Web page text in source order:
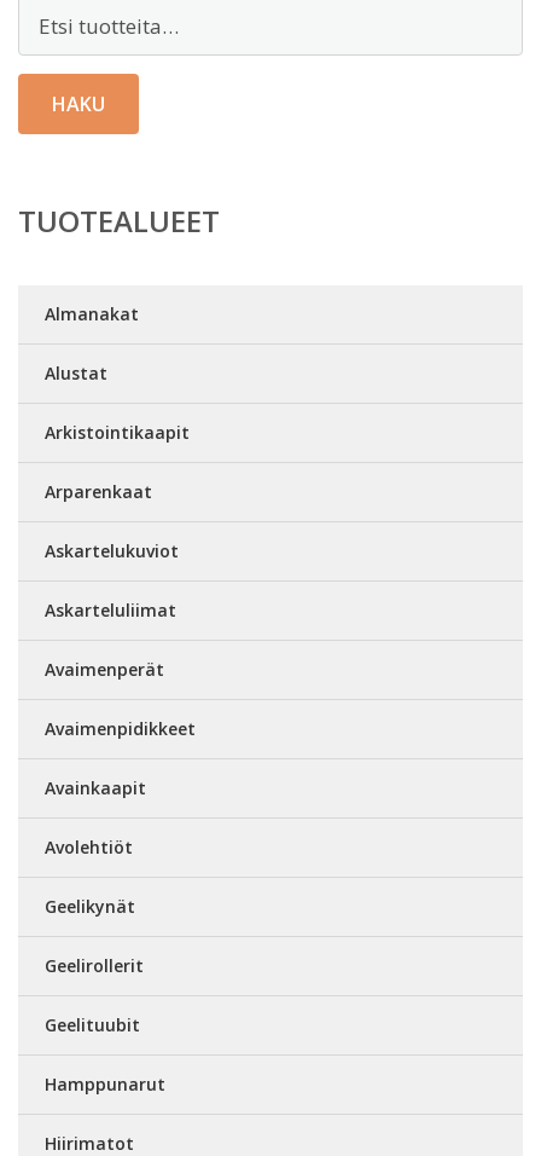
HAKU
TUOTEALUEET
Almanakat
Alustat
Arkistointikaapit
Arparenkaat
Askartelukuviot
Askarteluliimat
Avaimenperät
Avaimenpidikkeet
Avainkaapit
Avolehtiöt
Geelikynät
Geelirollerit
Geelituubit
Hamppunarut
Hiirimatot